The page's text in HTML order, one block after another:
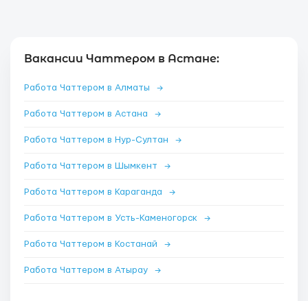
Вакансии Чаттером в Астане:
Работа Чаттером в Алматы →
Работа Чаттером в Астана →
Работа Чаттером в Нур-Султан →
Работа Чаттером в Шымкент →
Работа Чаттером в Караганда →
Работа Чаттером в Усть-Каменогорск →
Работа Чаттером в Костанай →
Работа Чаттером в Атырау →